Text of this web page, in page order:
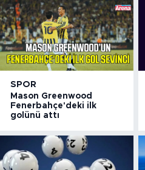
SPOR
Mason Greenwood
Fenerbahçe'deki ilk
golünü attı